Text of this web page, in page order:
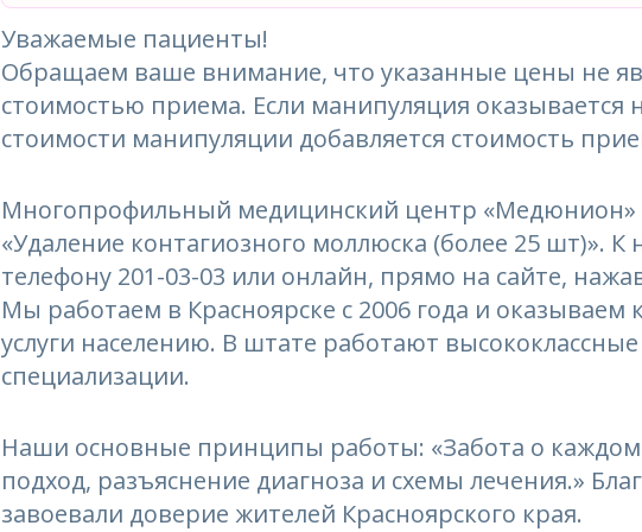
Уважаемые пациенты!
Обращаем ваше внимание, что указанные цены не
стоимостью приема. Если манипуляция оказывается
стоимости манипуляции добавляется стоимость
Многопрофильный медицинский центр «Медюнион»
«Удаление контагиозного моллюска (более 25 шт)».
телефону 201-03-03 или онлайн, прямо на сайте,
Мы работаем в Красноярске с 2006 года и
услуги населению. В штате работают
специализации.
Наши основные принципы работы: «Забота о
подход, разъяснение диагноза и схемы лечения.»
завоевали доверие жителей Красноярского края.